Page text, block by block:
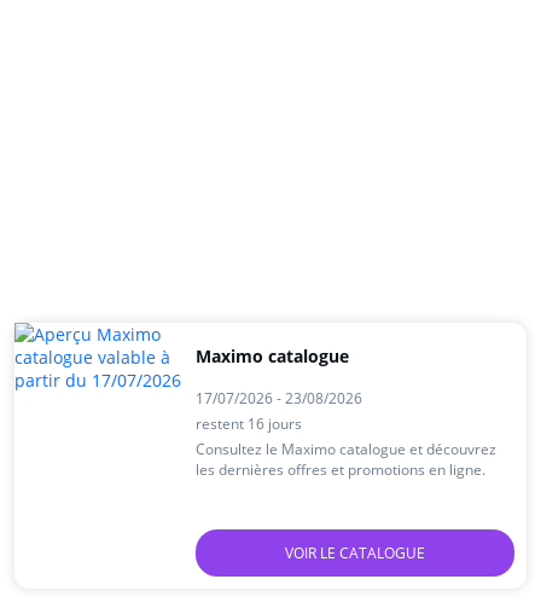
Maximo catalogue
17/07/2026 - 23/08/2026
restent 16 jours
Consultez le Maximo catalogue et découvrez
les dernières offres et promotions en ligne.
VOIR LE CATALOGUE